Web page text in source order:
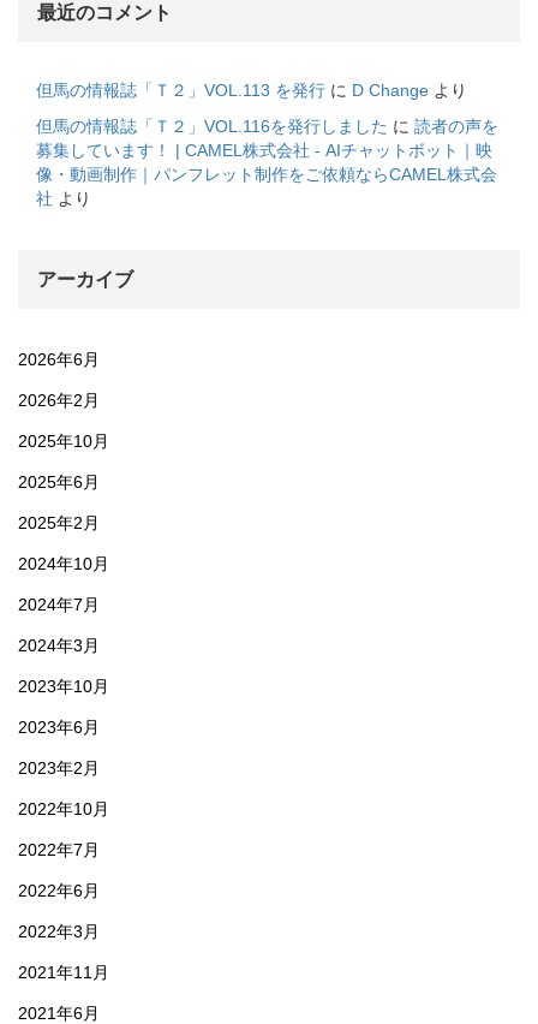
最近のコメント
但馬の情報誌「Ｔ２」VOL.113 を発行 に D Change より
但馬の情報誌「Ｔ２」VOL.116を発行しました に 読者の声を
募集しています！ | CAMEL株式会社 - AIチャットボット｜映
像・動画制作｜パンフレット制作をご依頼ならCAMEL株式会
社 より
アーカイブ
2026年6月
2026年2月
2025年10月
2025年6月
2025年2月
2024年10月
2024年7月
2024年3月
2023年10月
2023年6月
2023年2月
2022年10月
2022年7月
2022年6月
2022年3月
2021年11月
2021年6月